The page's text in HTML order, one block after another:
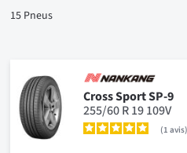
15 Pneus
Cross Sport SP-9
255/60 R 19 109V
1avis